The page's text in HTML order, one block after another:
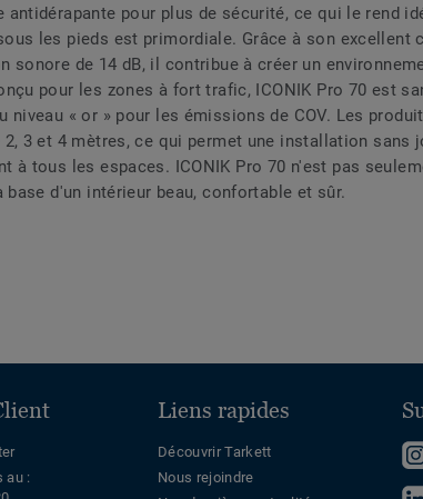
antidérapante pour plus de sécurité, ce qui le rend
les pieds est primordiale. Grâce à son excellent
sonore de 14 dB, il contribue à créer un
pour les zones à fort trafic, ICONIK Pro 70 est
niveau « or » pour les émissions de COV. Les
2, 3 et 4 mètres, ce qui permet une installation sans
à tous les espaces. ICONIK Pro 70 n'est pas
base d'un intérieur beau, confortable et sûr.
au :
Liens rapides
Découvrir Tarkett
Nous rejoindre